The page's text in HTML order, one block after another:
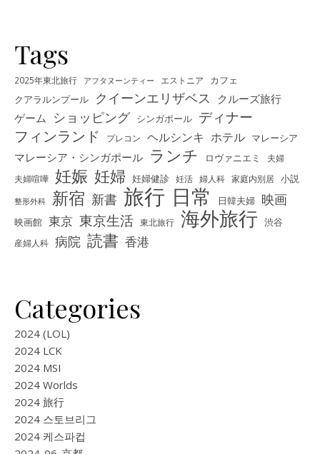
Tags
2025年東北旅行 アフタヌーンティー エストニア カフェ
クアラルンプール クイーンエリザベス
クルーズ旅行
ゲーム ショッピング シンガポール ディナー
フィンランド プレコン ヘルシンキ ホテル マレーシア
マレーシア・シンガポール ランチ ロヴァニエミ
夫婦
夫婦喧嘩 妊娠 妊婦 妊婦健診 妊活 婦人科 家庭内別居 小説
整形外科 新宿 新書 旅行 日常 日韓夫婦 映画
映画館 東京 東京生活 東北旅行 海外旅行 渋谷
産婦人科 病院 読書 香港
Categories
2024 (LOL)
2024 LCK
2024 MSI
2024 Worlds
2024 旅行
2024 스토브리그
2024 케스파컵